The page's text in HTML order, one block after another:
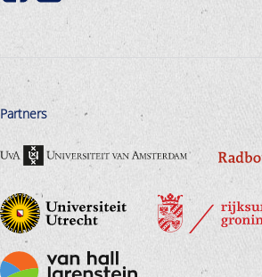
Partners